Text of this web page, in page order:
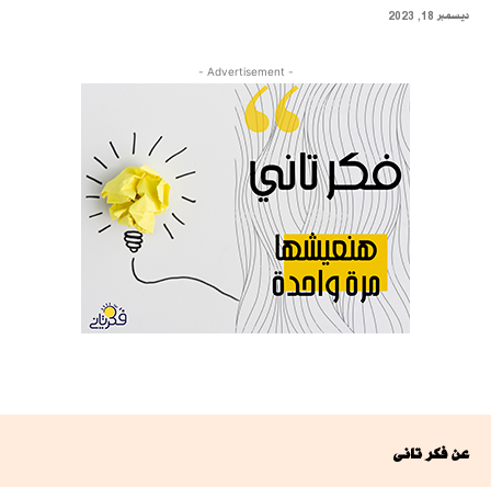
ديسمبر 18, 2023
- Advertisement -
عن فكر تانى